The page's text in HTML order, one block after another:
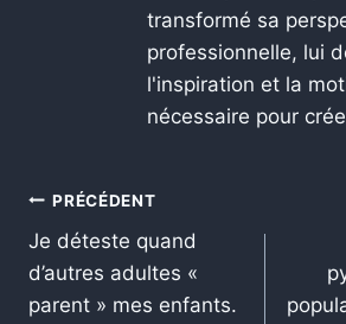
transformé sa
professionnelle, lui
l'inspiration et la
nécessaire pour
PRÉCÉDENT
Je déteste quand
d’autres adultes «
parent » mes enfants.